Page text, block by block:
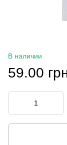
В наличии
59.00